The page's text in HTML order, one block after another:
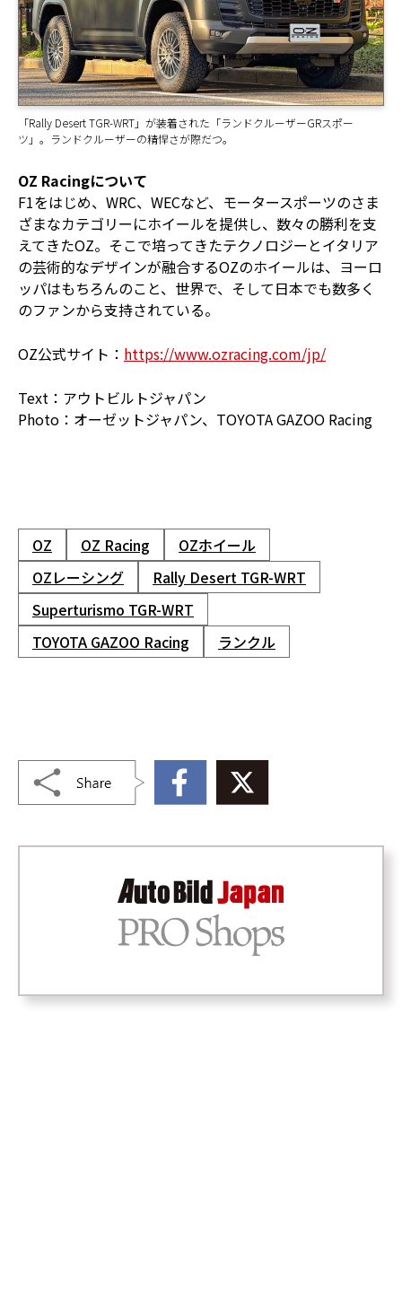
「Rally Desert TGR-WRT」が装着された「ランドクルーザーGRスポー
ツ」。ランドクルーザーの精悍さが際だつ。
OZ Racingについて
F1をはじめ、WRC、WECなど、モータースポーツのさま
ざまなカテゴリーにホイールを提供し、数々の勝利を支
えてきたOZ。そこで培ってきたテクノロジーとイタリア
の芸術的なデザインが融合するOZのホイールは、ヨーロ
ッパはもちろんのこと、世界で、そして日本でも数多く
のファンから支持されている。
OZ公式サイト： https://www.ozracing.com/jp/
Text：アウトビルトジャパン
Photo：オーゼットジャパン、TOYOTA GAZOO Racing
OZ OZ Racing
OZホイール
OZレーシング
Rally Desert TGR-WRT
Superturismo TGR-WRT
TOYOTA GAZOO Racing
ランクル